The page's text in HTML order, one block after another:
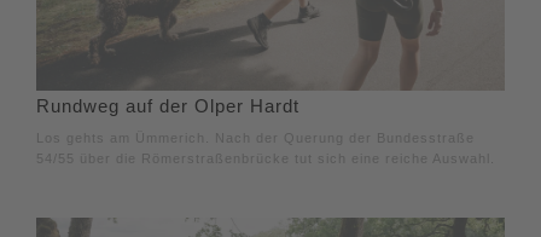
Rundweg auf der Olper Hardt
Los gehts am Ümmerich. Nach der Querung der Bundesstraße
54/55 über die Römerstraßenbrücke tut sich eine reiche Auswahl.